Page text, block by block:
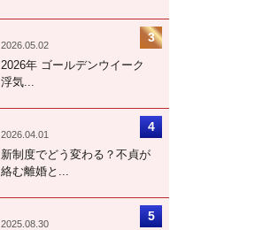
2026.05.02
2026年 ゴールデンウイーク
浮気...
2026.04.01
新制度でどう変わる？不貞が
絡む離婚と...
2025.08.30